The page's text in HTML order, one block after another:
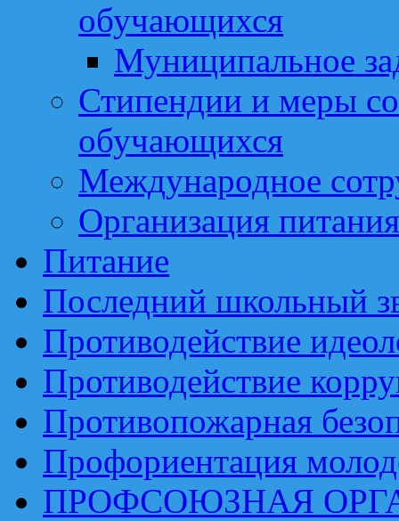
обучающихся
Муниципальное
Стипендии и меры
обучающихся
Международное
Организация
Питание
Последний школьный
Противодействие
Противодействие
Противопожарная
Профориентация
ПРОФСОЮЗНАЯ